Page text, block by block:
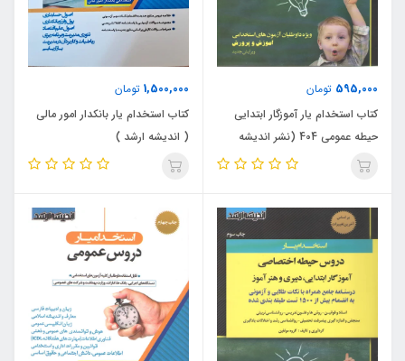
595,000 تومان
کتاب استخدام یار آموزگار ابتدایی
حیطه عمومی 404 (نشر اندیشه
ارشد)
1,500,000 تومان
کتاب استخدام یار بانکدار امور مالی
( اندیشه ارشد )